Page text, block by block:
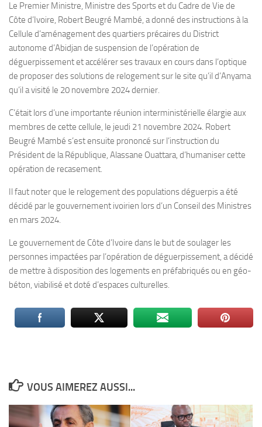
Le Premier Ministre, Ministre des Sports et du Cadre de Vie de
Côte d’Ivoire, Robert Beugré Mambé, a donné des instructions à la
Cellule d’aménagement des quartiers précaires du District
autonome d’Abidjan de suspension de l’opération de
déguerpissement et accélérer ses travaux en cours dans l’optique
de proposer des solutions de relogement sur le site qu’il d’Anyama
qu’il a visité le 20 novembre 2024 dernier.
C’était lors d’une importante réunion interministérielle élargie aux
membres de cette cellule, le jeudi 21 novembre 2024. Robert
Beugré Mambé s’est ensuite prononcé sur l’instruction du
Président de la République, Alassane Ouattara, d’humaniser cette
opération de recasement.
Il faut noter que le relogement des populations déguerpis a été
décidé par le gouvernement ivoirien lors d’un Conseil des Ministres
en mars 2024.
Le gouvernement de Côte d’Ivoire dans le but de soulager les
personnes impactées par l’opération de déguerpissement, a décidé
de mettre à disposition des logements en préfabriqués ou en géo-
béton, viabilisé et doté d’espaces culturelles.
VOUS AIMEREZ AUSSI...